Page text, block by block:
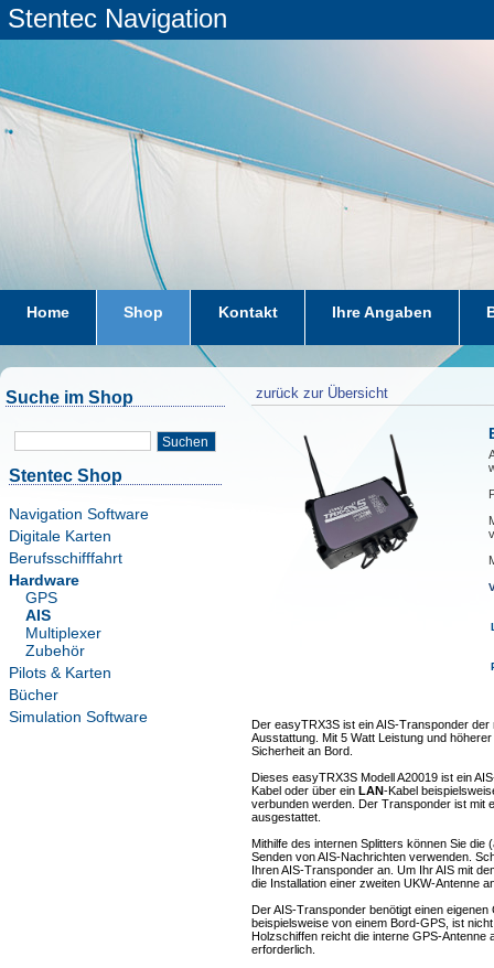
Stentec Navigation
Home Shop Kontakt Ihre Angaben
Suche im Shop
Suchen
Stentec Shop
Navigation Software
Digitale Karten
Berufsschifffahrt
Hardware
GPS
AIS
Multiplexer
Zubehör
Pilots & Karten
Bücher
Simulation Software
zurück zur Übersicht
Der easyTRX3S ist ein AIS-Transponder
Ausstattung. Mit 5 Watt Leistung und
Sicherheit an Bord.
Dieses easyTRX3S Modell A20019 ist ein
Kabel oder über ein LAN-Kabel
verbunden werden. Der Transponder ist mit
ausgestattet.
Mithilfe des internen Splitters können Sie
Senden von AIS-Nachrichten verwenden.
Ihren AIS-Transponder an. Um Ihr AIS mit
die Installation einer zweiten UKW-Antenne
Der AIS-Transponder benötigt einen
beispielsweise von einem Bord-GPS, ist
Holzschiffen reicht die interne GPS-
erforderlich.